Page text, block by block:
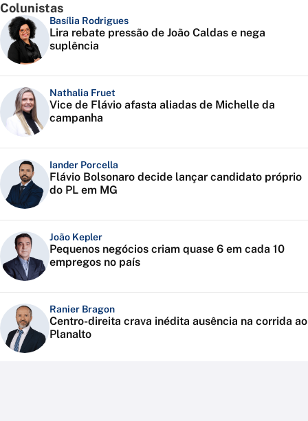
Colunistas
Basília Rodrigues
Lira rebate pressão de João Caldas e nega
suplência
Nathalia Fruet
Vice de Flávio afasta aliadas de Michelle da
campanha
Iander Porcella
Flávio Bolsonaro decide lançar candidato próprio
do PL em MG
João Kepler
Pequenos negócios criam quase 6 em cada 10
empregos no país
Ranier Bragon
Centro-direita crava inédita ausência na corrida ao
Planalto